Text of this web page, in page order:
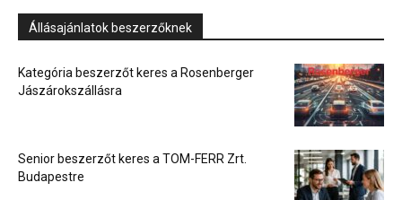
Állásajánlatok beszerzőknek
Kategória beszerzőt keres a Rosenberger
Jászárokszállásra
Senior beszerzőt keres a TOM-FERR Zrt.
Budapestre